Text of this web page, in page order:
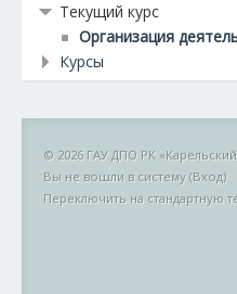
Текущий курс
Организация
Курсы
© 2026 ГАУ ДПО РК
Вы не вошли в систему (Вход)
Переключить на стандартную